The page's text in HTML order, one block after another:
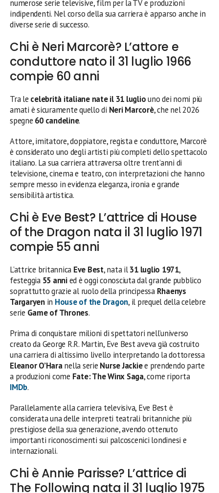
numerose serie televisive, film per la TV e produzioni
indipendenti. Nel corso della sua carriera è apparso anche in
diverse serie di successo.
Chi è Neri Marcorè? L’attore e
conduttore nato il 31 luglio 1966
compie 60 anni
Tra le celebrità italiane nate il 31 lugliouno dei nomi più
amati è sicuramente quello di Neri Marcorè, che nel 2026
spegne 60 candeline.
Attore, imitatore, doppiatore, regista e conduttore, Marcorè
è considerato uno degli artisti più completi dello spettacolo
italiano. La sua carriera attraversa oltre trent’anni di
televisione, cinema e teatro, con interpretazioni che hanno
sempre messo in evidenza eleganza, ironia e grande
sensibilità artistica.
Chi è Eve Best? L’attrice di House
of the Dragon nata il 31 luglio 1971
compie 55 anni
L’attrice britannica Eve Best, nata il31 luglio 1971,
festeggia 55 annied è oggi conosciuta dal grande pubblico
soprattutto grazie al ruolo della principessa Rhaenys
Targaryenin House of the Dragon, il prequel della celebre
serie Game of Thrones.
Prima di conquistare milioni di spettatori nell’universo
creato da George R.R. Martin, Eve Best aveva già costruito
una carriera di altissimo livello interpretando la dottoressa
Eleanor O’Haranella serie Nurse Jackiee prendendo parte
a produzioni come Fate: The Winx Saga, come riporta
IMDb.
Parallelamente alla carriera televisiva, Eve Best è
considerata una delle interpreti teatrali britanniche più
prestigiose della sua generazione, avendo ottenuto
importanti riconoscimenti sui palcoscenici londinesi e
internazionali.
Chi è Annie Parisse? L’attrice di
The Following nata il 31 luglio 1975